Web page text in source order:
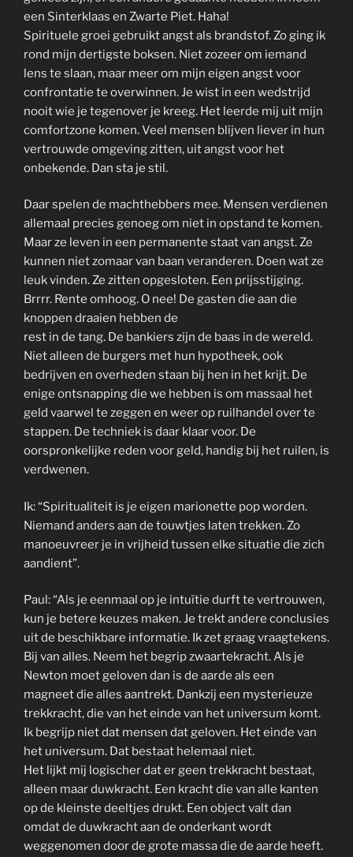
een Sinterklaas en Zwarte Piet. Haha!
Spirituele groei gebruikt angst als brandstof. Zo ging ik
rond mijn dertigste boksen. Niet zozeer om iemand
lens te slaan, maar meer om mijn eigen angst voor
confrontatie te overwinnen. Je wist in een wedstrijd
nooit wie je tegenover je kreeg. Het leerde mij uit mijn
comfortzone komen. Veel mensen blijven liever in hun
vertrouwde omgeving zitten, uit angst voor het
onbekende. Dan sta je stil.
Daar spelen de machthebbers mee. Mensen verdienen
allemaal precies genoeg om niet in opstand te komen.
Maar ze leven in een permanente staat van angst. Ze
kunnen niet zomaar van baan veranderen. Doen wat ze
leuk vinden. Ze zitten opgesloten. Een prijsstijging.
Brrrr. Rente omhoog. O nee! De gasten die aan die
knoppen draaien hebben de
rest in de tang. De bankiers zijn de baas in de wereld.
Niet alleen de burgers met hun hypotheek, ook
bedrijven en overheden staan bij hen in het krijt. De
enige ontsnapping die we hebben is om massaal het
geld vaarwel te zeggen en weer op ruilhandel over te
stappen. De techniek is daar klaar voor. De
oorspronkelijke reden voor geld, handig bij het ruilen, is
verdwenen.
Ik: “Spiritualiteit is je eigen marionette pop worden.
Niemand anders aan de touwtjes laten trekken. Zo
manoeuvreer je in vrijheid tussen elke situatie die zich
aandient”.
Paul: “Als je eenmaal op je intuïtie durft te vertrouwen,
kun je betere keuzes maken. Je trekt andere conclusies
uit de beschikbare informatie. Ik zet graag vraagtekens.
Bij van alles. Neem het begrip zwaartekracht. Als je
Newton moet geloven dan is de aarde als een
magneet die alles aantrekt. Dankzij een mysterieuze
trekkracht, die van het einde van het universum komt.
Ik begrijp niet dat mensen dat geloven. Het einde van
het universum. Dat bestaat helemaal niet.
Het lijkt mij logischer dat er geen trekkracht bestaat,
alleen maar duwkracht. Een kracht die van alle kanten
op de kleinste deeltjes drukt. Een object valt dan
omdat de duwkracht aan de onderkant wordt
weggenomen door de grote massa die de aarde heeft.